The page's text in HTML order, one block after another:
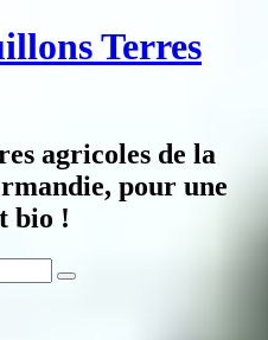
Terres
agricoles de la
pour une
bio !